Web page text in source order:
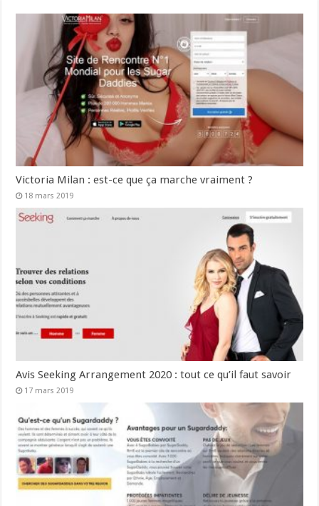
Victoria Milan : est-ce que ça marche vraiment ?
18 mars 2019
Avis Seeking Arrangement 2020 : tout ce qu’il faut savoir
17 mars 2019